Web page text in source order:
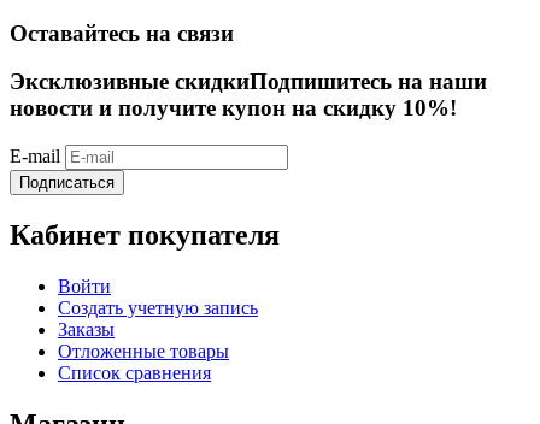
Оставайтесь на связи
Эксклюзивные скидкиПодпишитесь на наши
новости и получите купон на скидку 10%!
E-mail
Подписаться
Кабинет покупателя
Войти
Создать учетную запись
Заказы
Отложенные товары
Список сравнения